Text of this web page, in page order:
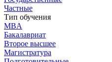
Частные
Тип обучения
MBA
Бакалавриат
Второе высшее
Магистратура